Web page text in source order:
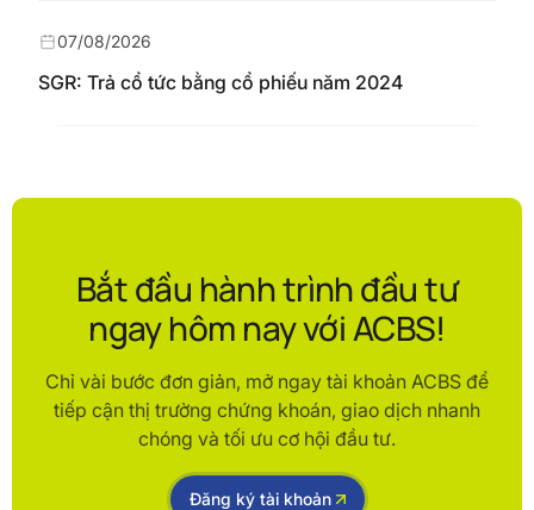
SGR: Trả cổ tức bằng cổ phiếu năm 2024
07/08/2026
Bắt đầu hành trình đầu tư
ngay hôm nay với ACBS!
Chỉ vài bước đơn giản, mở ngay tài khoản ACBS để
tiếp cận thị trường chứng khoán, giao dịch nhanh
chóng và tối ưu cơ hội đầu tư.
Đăng ký tài khoản